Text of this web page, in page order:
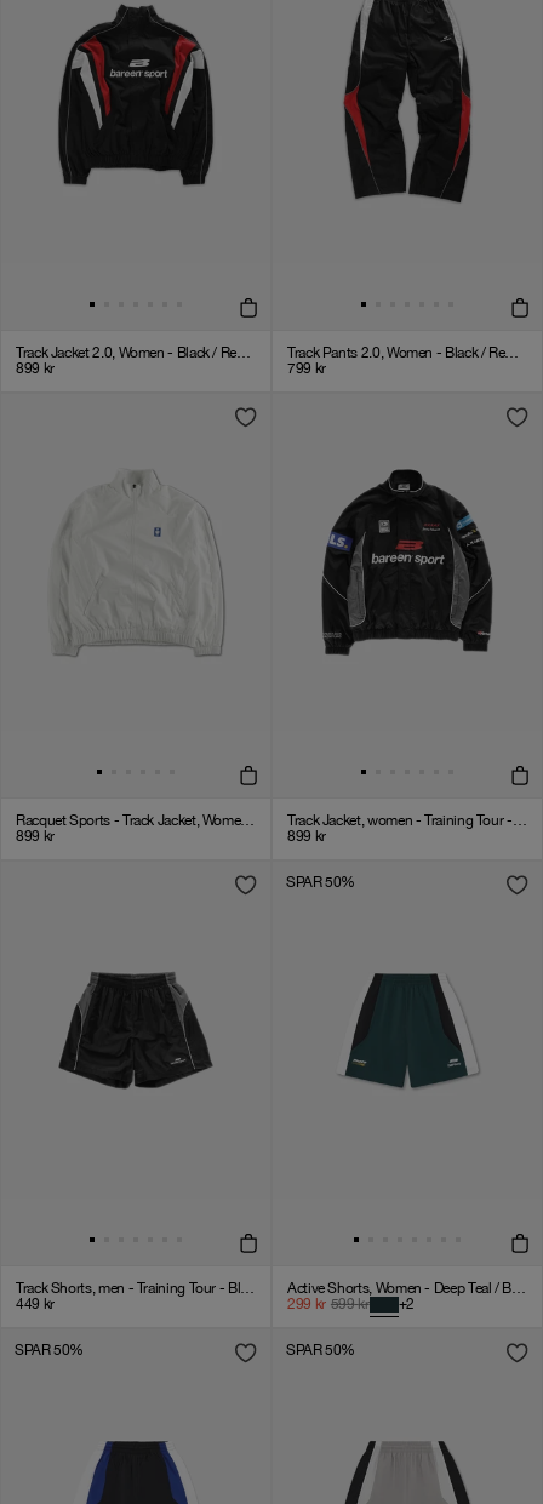
Track Jacket 2.0, Women - Black / Red / White
899 kr
Track Pants 2.0, Women - Black / Red / White
799 kr
Racquet Sports - Track Jacket, Women - White
899 kr
Track Jacket, women - Training Tour - Black / Grey
899 kr
Track Shorts, men - Training Tour - Black
449 kr
SPAR 50%
Active Shorts, Women - Deep Teal / Black / White
299 kr 599kr +2
SPAR 50% SPAR 50%